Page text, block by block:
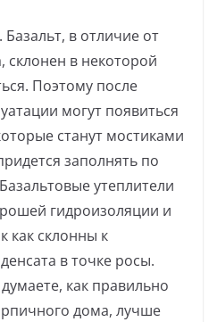
Базальт, в отличие от
склонен в некоторой
Поэтому после
могут появиться
станут мостиками
заполнять по
утеплители
гидроизоляции и
как склонны к
в точке росы.
как правильно
дома, лучше